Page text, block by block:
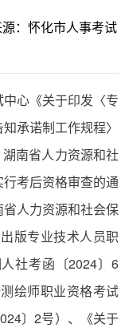
：怀化市人事考试
心《关于印发〈专
承诺制工作规程〉
南省人力资源和社
考后资格审查的通
人力资源和社会保
版专业技术人员职
社考函〔2024〕6
绘师职业资格考试
〕2号）、《关于